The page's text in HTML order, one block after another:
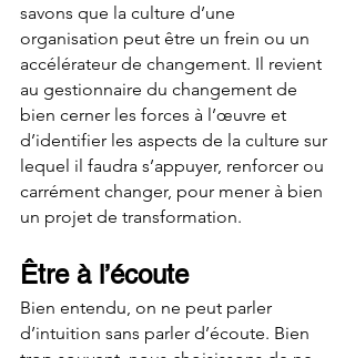
savons que la culture d’une
organisation peut être un frein ou un
accélérateur de changement. Il revient
au gestionnaire du changement de
bien cerner les forces à l’œuvre et
d’identifier les aspects de la culture sur
lequel il faudra s’appuyer, renforcer ou
carrément changer, pour mener à bien
un projet de transformation.
Être à l’écoute
Bien entendu, on ne peut parler
d’intuition sans parler d’écoute. Bien